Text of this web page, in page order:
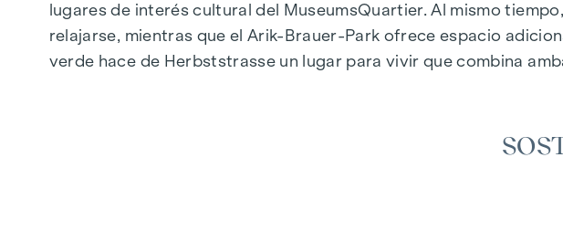
En Herbststrasse le espera una experiencia vital única que
caracteriza por materiales cuidadosamente seleccionados que
lugares de interés cultural del MuseumsQuartier. Al mismo
relajarse, mientras que el Arik-Brauer-Park ofrece espacio
verde hace de Herbststrasse un lugar para vivir que combina